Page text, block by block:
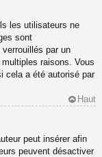
les utilisateurs ne
sont
par un
raisons. Vous
cela a été autorisé par
Haut
peut insérer afin
peuvent désactiver